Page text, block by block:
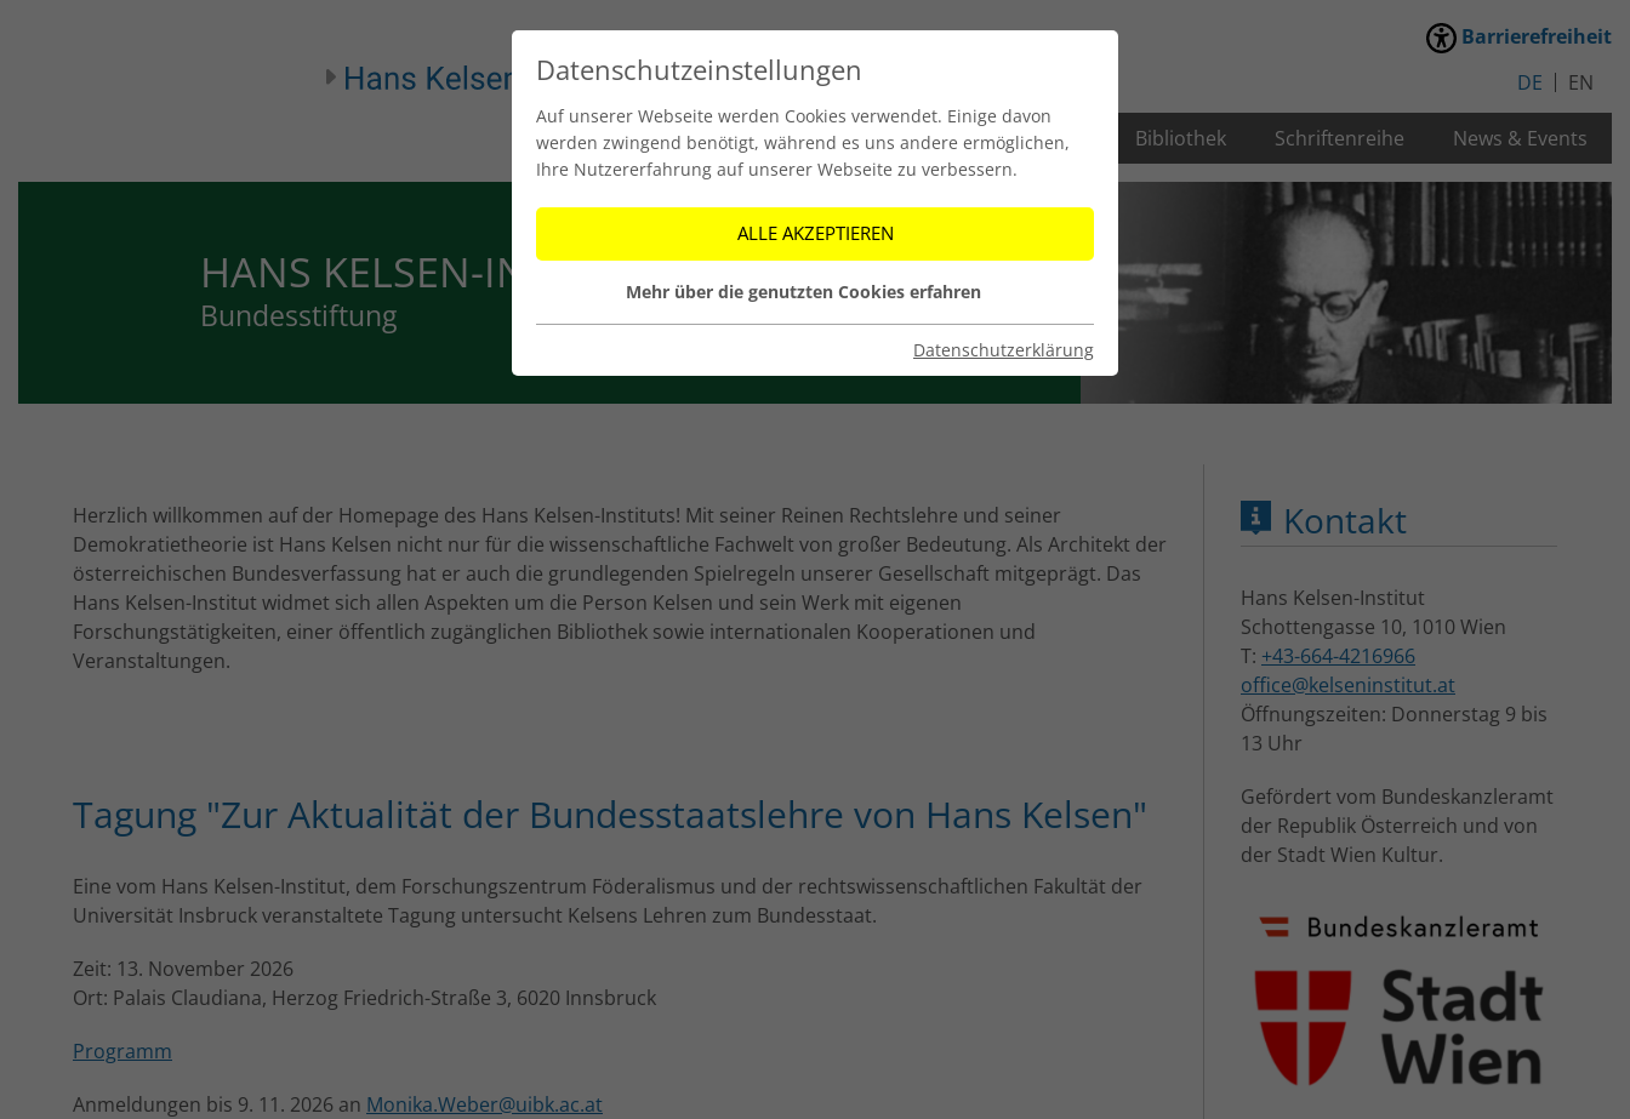
Hans Kelsen Institut Bibliothek Schriftenreihe News & Events
Barrierefreiheit
DE
EN
HANS KELSEN-INSTITUT
Bundesstiftung
Herzlich willkommen auf der Homepage des Hans Kelsen-Instituts! Mit seiner Reinen Rechtslehre und seiner
Demokratietheorie ist Hans Kelsen nicht nur für die wissenschaftliche Fachwelt von großer Bedeutung. Als Architekt der
österreichischen Bundesverfassung hat er auch die grundlegenden Spielregeln unserer Gesellschaft mitgeprägt. Das
Hans Kelsen-Institut widmet sich allen Aspekten um die Person Kelsen und sein Werk mit eigenen
Forschungstätigkeiten, einer öffentlich zugänglichen Bibliothek sowie internationalen Kooperationen und
Veranstaltungen.
Tagung "Zur Aktualität der Bundesstaatslehre von Hans Kelsen"
Eine vom Hans Kelsen-Institut, dem Forschungszentrum Föderalismus und der rechtswissenschaftlichen Fakultät der
Universität Insbruck veranstaltete Tagung untersucht Kelsens Lehren zum Bundesstaat.
Zeit: 13. November 2026
Ort: Palais Claudiana, Herzog Friedrich-Straße 3, 6020 Innsbruck
Programm
Anmeldungen bis 9. 11. 2026 an Monika.Weber@uibk.ac.at
Kontakt
Hans Kelsen-Institut
Schottengasse 10, 1010 Wien
T: +43-664-4216966
office@kelseninstitut.at
Öffnungszeiten: Donnerstag 9 bis
13 Uhr
Gefördert vom Bundeskanzleramt
der Republik Österreich und von
der Stadt Wien Kultur.
Datenschutzeinstellungen
Auf unserer Webseite werden Cookies verwendet. Einige davon
werden zwingend benötigt, während es uns andere ermöglichen,
Ihre Nutzererfahrung auf unserer Webseite zu verbessern.
ALLE AKZEPTIEREN
Mehr über die genutzten Cookies erfahren
Datenschutzerklärung